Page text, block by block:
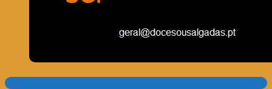
Pesquisa